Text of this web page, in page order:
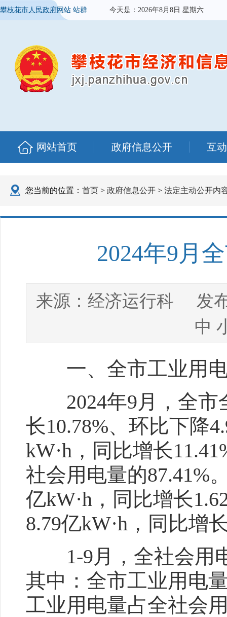
攀枝花市人民政府网站 站群 今天是： 2026年8月8日 星期六
网站首页 政府信息公开 互
您当前的位置： 首页 > 政府信息公开 > 法定主动公开内
2024年9月
来源： 经济运行科 发
中
一、全市工业用
2024年9月，全市
长10.78%、环比下降
kW·h，同比增长
社会用电量的87.41%
亿kW·h，同比增长
8.79亿kW·h，同比增
1-9月，全社会用电
其中：全市工业用电
工业用电量占全社会